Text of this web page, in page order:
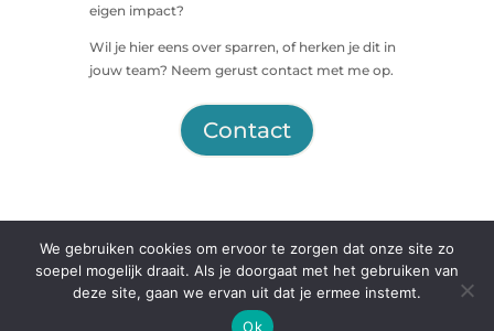
eigen impact?
Wil je hier eens over sparren, of herken je dit in
jouw team? Neem gerust contact met me op.
Contact
We gebruiken cookies om ervoor te zorgen dat onze site zo
soepel mogelijk draait. Als je doorgaat met het gebruiken van
deze site, gaan we ervan uit dat je ermee instemt.
Ok